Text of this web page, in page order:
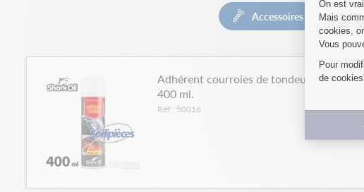
Accessoires
Adhérent courroies de tondeuses Shark
400 ml.
Réf : 50016